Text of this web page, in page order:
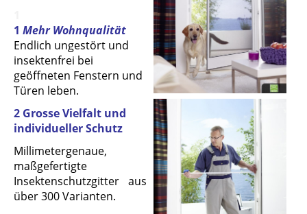
1 Mehr Wohnqualität
Endlich ungestört und
insektenfrei bei
geöffneten Fenstern und
Türen leben.
2 Grosse Vielfalt und
individueller Schutz
Millimetergenaue,
maßgefertigte
Insektenschutzgitter aus
über 300 Varianten.